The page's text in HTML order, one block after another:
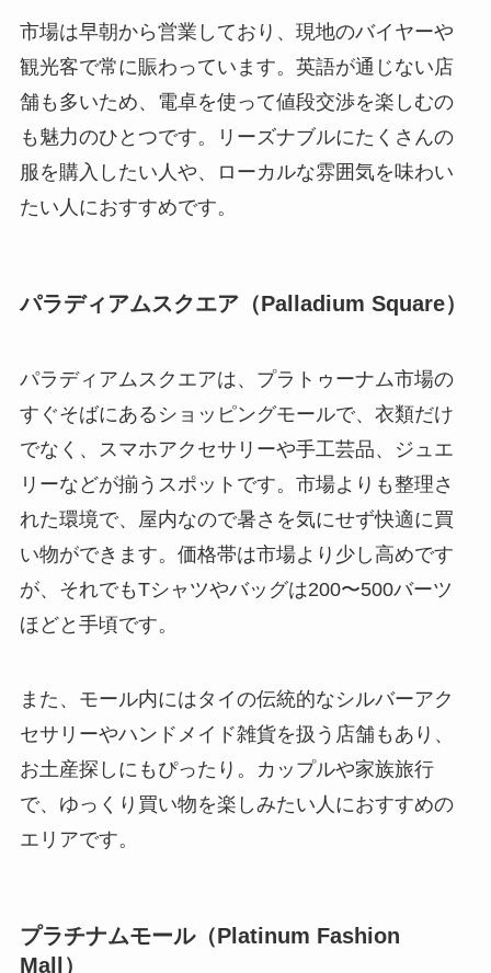
市場は早朝から営業しており、現地のバイヤーや
観光客で常に賑わっています。英語が通じない店
舗も多いため、電卓を使って値段交渉を楽しむの
も魅力のひとつです。リーズナブルにたくさんの
服を購入したい人や、ローカルな雰囲気を味わい
たい人におすすめです。
パラディアムスクエア（Palladium Square）
パラディアムスクエアは、プラトゥーナム市場の
すぐそばにあるショッピングモールで、衣類だけ
でなく、スマホアクセサリーや手工芸品、ジュエ
リーなどが揃うスポットです。市場よりも整理さ
れた環境で、屋内なので暑さを気にせず快適に買
い物ができます。価格帯は市場より少し高めです
が、それでもTシャツやバッグは200〜500バーツ
ほどと手頃です。
また、モール内にはタイの伝統的なシルバーアク
セサリーやハンドメイド雑貨を扱う店舗もあり、
お土産探しにもぴったり。カップルや家族旅行
で、ゆっくり買い物を楽しみたい人におすすめの
エリアです。
プラチナムモール（Platinum Fashion
Mall）